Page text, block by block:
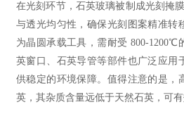
在光刻环节，石英玻璃被制成光刻
与透光均匀性，确保光刻图案精准转
为晶圆承载工具，需耐受 800-1200℃
英窗口、石英导管等部件也广泛应用
供稳定的环境保障。值得注意的是，
英，其杂质含量远低于天然石英，可